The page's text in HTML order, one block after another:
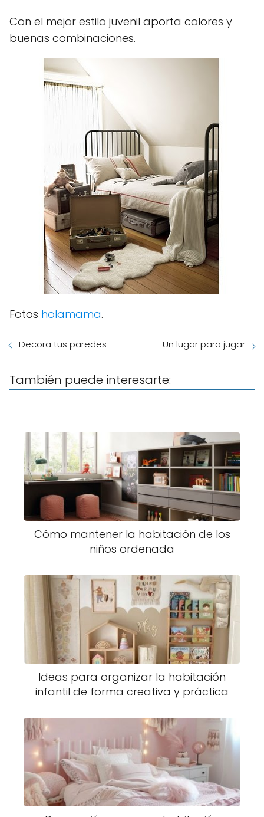
Con el mejor estilo juvenil aporta colores y
buenas combinaciones.
Fotos holamama.
Decora tus paredes Un lugar para jugar
También puede interesarte:
Cómo mantener la habitación de los
niños ordenada
Ideas para organizar la habitación
infantil de forma creativa y práctica